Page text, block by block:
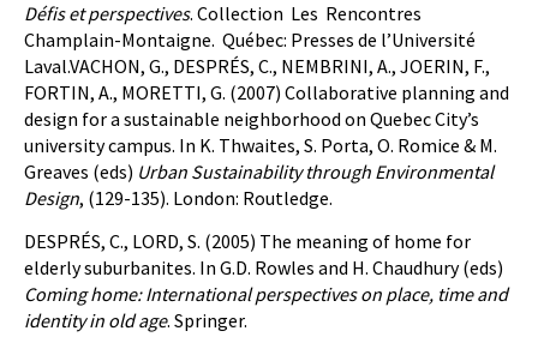
Défis et perspectives. Collection Les Rencontres
Champlain-Montaigne. Québec: Presses de l’Université
Laval.VACHON, G., DESPRÉS, C., NEMBRINI, A., JOERIN, F.,
FORTIN, A., MORETTI, G. (2007) Collaborative planning and
design for a sustainable neighborhood on Quebec City’s
university campus. In K. Thwaites, S. Porta, O. Romice & M.
Greaves (eds) Urban Sustainability through Environmental
Design, (129-135). London: Routledge.
DESPRÉS, C., LORD, S. (2005) The meaning of home for
elderly suburbanites. In G.D. Rowles and H. Chaudhury (eds)
Coming home: International perspectives on place, time and
identity in old age. Springer.